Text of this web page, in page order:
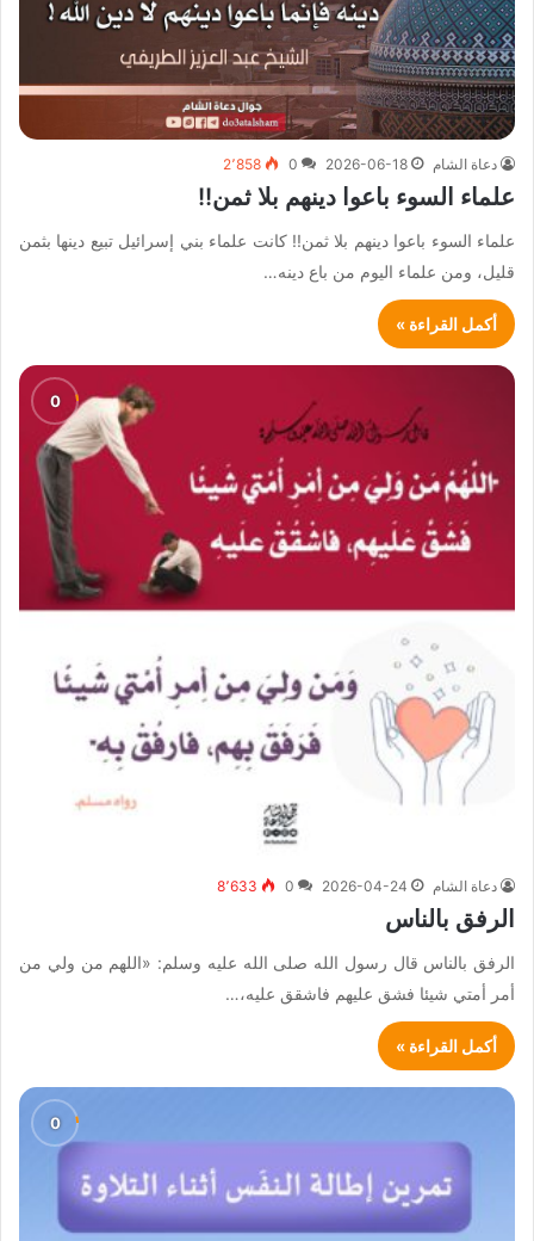
دعاة الشام 2026-06-18
0 2٬858
علماء السوء باعوا دينهم بلا ثمن!!
علماء السوء باعوا دينهم بلا ثمن!! كانت علماء بني إسرائيل تبيع دينها بثمن
قليل، ومن علماء اليوم من باع دينه…
أكمل القراءة »
دعاة الشام 2026-04-24
0 8٬633
الرفق بالناس
الرفق بالناس قال رسول الله صلى الله عليه وسلم: «اللهم من ولي من
أمر أمتي شيئا فشق عليهم فاشقق عليه،…
أكمل القراءة »